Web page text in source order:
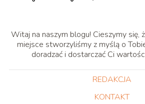
Witaj na naszym blogu! Cieszymy się,
miejsce stworzyliśmy z myślą o
doradzać i dostarczać Ci
REDAKCJA
KONTAKT